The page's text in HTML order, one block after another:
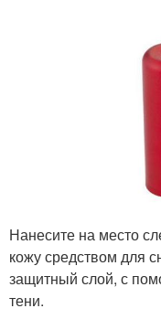
Нанесите на место
кожу средством для
защитный слой, с
тени.